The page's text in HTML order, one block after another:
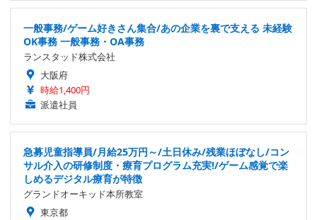
一般事務/ゲーム好きさん集合/あの企業を裏で支える 未経験
OK事務 一般事務・OA事務
ランスタッド株式会社
大阪府
時給1,400円
派遣社員
急募児童指導員/月給25万円～/土日休み/残業ほぼなし/コン
サル介入の研修制度・療育プログラム充実!/ゲーム感覚で楽
しめるデジタル療育が特徴
グランドオーキッド本所教室
東京都